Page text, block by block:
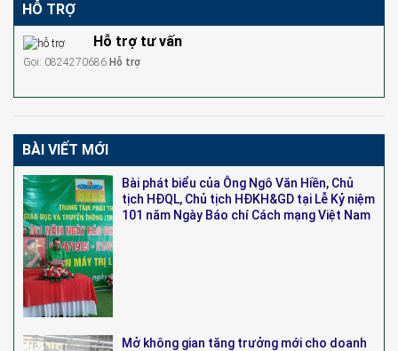
HỖ TRỢ
Hỗ trợ tư vấn
Gọi: 0824270686 Hỗ trợ
BÀI VIẾT MỚI
Bài phát biểu của Ông Ngô Văn Hiền, Chủ
tịch HĐQL, Chủ tịch HĐKH&GD tại Lễ Kỷ niệm
101 năm Ngày Báo chí Cách mạng Việt Nam
Mở không gian tăng trưởng mới cho doanh